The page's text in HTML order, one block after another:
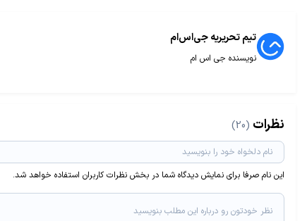
تیم تحریریه جی‌اس‌ام
نویسنده جی اس ام
نظرات (20)
این نام صرفا برای نمایش دیدگاه شما در بخش نظرات کاربران استفاده خواهد شد.